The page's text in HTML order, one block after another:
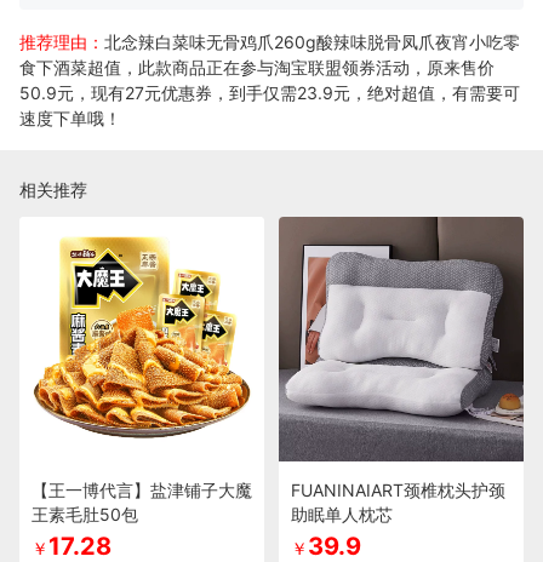
推荐理由： 北念辣白菜味无骨鸡爪260g酸辣味脱骨凤爪夜宵小吃零
食下酒菜超值，此款商品正在参与淘宝联盟领券活动，原来售价
50.9元，现有27元优惠券，到手仅需23.9元，绝对超值，有需要可
速度下单哦！
相关推荐
【王一博代言】盐津铺子大魔
王素毛肚50包
￥ 17.28
FUANINAIART颈椎枕头护颈
助眠单人枕芯
￥ 39.9